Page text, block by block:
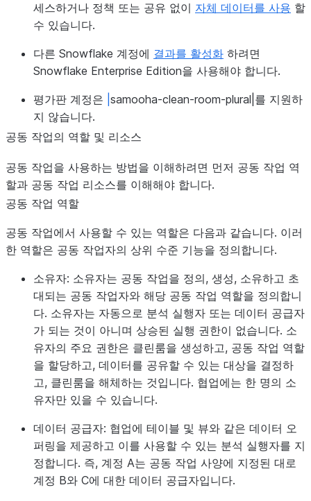
세스하거나 정책 또는 공유 없이 자체 데이터를 사용 할
수 있습니다.
다른 Snowflake 계정에 결과를 활성화 하려면
Snowflake Enterprise Edition을 사용해야 합니다.
평가판 계정은 samooha-clean-room-plural|를 지원하
지 않습니다.
공동 작업의 역할 및 리소스
공동 작업을 사용하는 방법을 이해하려면 먼저 공동 작업 역
할과 공동 작업 리소스를 이해해야 합니다.
공동 작업 역할
공동 작업에서 사용할 수 있는 역할은 다음과 같습니다. 이러
한 역할은 공동 작업자의 상위 수준 기능을 정의합니다.
소유자: 소유자는 공동 작업을 정의, 생성, 소유하고 초
대되는 공동 작업자와 해당 공동 작업 역할을 정의합니
다. 소유자는 자동으로 분석 실행자 또는 데이터 공급자
가 되는 것이 아니며 상승된 실행 권한이 없습니다. 소
유자의 주요 권한은 클린룸을 생성하고, 공동 작업 역할
을 할당하고, 데이터를 공유할 수 있는 대상을 결정하
고, 클린룸을 해체하는 것입니다. 협업에는 한 명의 소
유자만 있을 수 있습니다.
데이터 공급자: 협업에 테이블 및 뷰와 같은 데이터 오
퍼링을 제공하고 이를 사용할 수 있는 분석 실행자를 지
정합니다. 즉, 계정 A는 공동 작업 사양에 지정된 대로
계정 B와 C에 대한 데이터 공급자입니다.